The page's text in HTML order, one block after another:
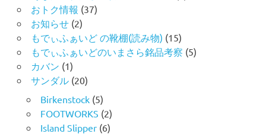
おトク情報 (37)
お知らせ(2)
もでぃふぁいど の靴棚(読み物) (15)
もでぃふぁいどのいまさら銘品考察 (5)
カバン (1)
サンダル(20)
Birkenstock(5)
FOOTWORKS (2)
Island Slipper(6)